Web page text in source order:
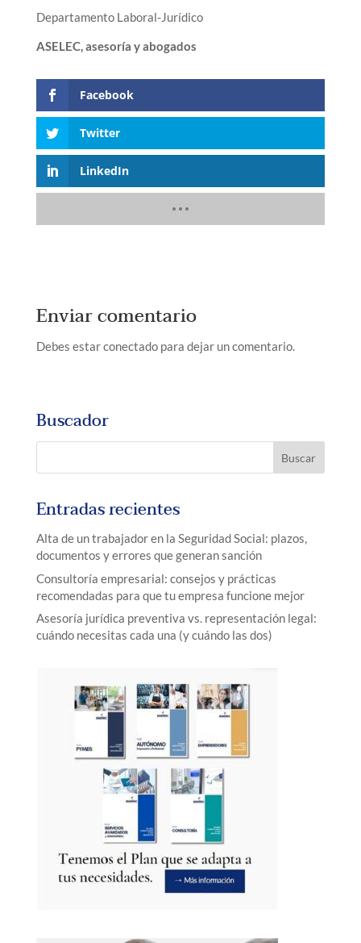
Departamento Laboral-Jurídico
ASELEC, asesoría y abogados
Facebook
Twitter
LinkedIn
Enviar comentario
Debes estar conectado para dejar un comentario.
Buscador
Entradas recientes
Alta de un trabajador en la Seguridad Social: plazos,
documentos y errores que generan sanción
Consultoría empresarial: consejos y prácticas
recomendadas para que tu empresa funcione mejor
Asesoría jurídica preventiva vs. representación legal:
cuándo necesitas cada una (y cuándo las dos)